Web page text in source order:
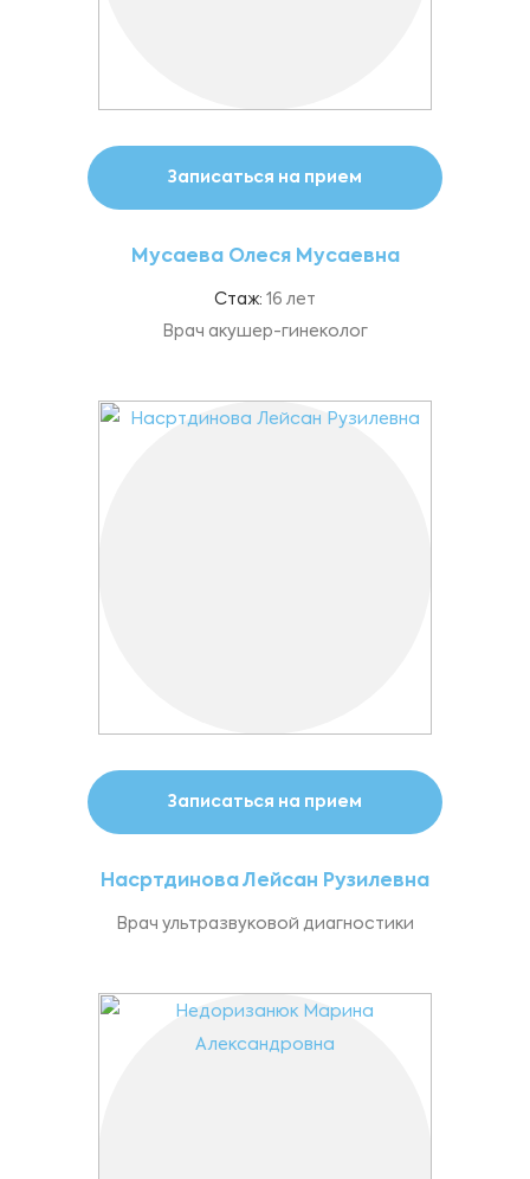
Записаться на прием
Мусаева Олеся Мусаевна
Стаж: 16 лет
Врач акушер-гинеколог
Записаться на прием
Насртдинова Лейсан Рузилевна
Врач ультразвуковой диагностики